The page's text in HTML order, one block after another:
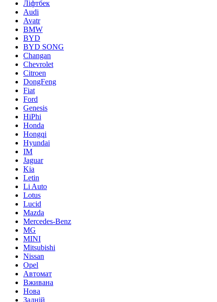
Ліфтбек
Audi
Avatr
BMW
BYD
BYD SONG
Changan
Chevrolet
Citroen
DongFeng
Fiat
Ford
Genesis
HiPhi
Honda
Hongqi
Hyundai
IM
Jaguar
Kia
Letin
Li Auto
Lotus
Lucid
Mazda
Mercedes-Benz
MG
MINI
Mitsubishi
Nissan
Opel
Автомат
Вживана
Нова
Задній